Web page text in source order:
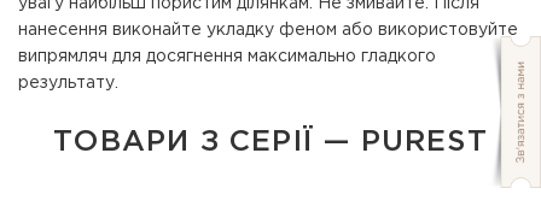
увагу найбільш пористим ділянкам. Не змивайте. Після
нанесення виконайте укладку феном або використовуйте
випрямляч для досягнення максимально гладкого
результату.
ТОВАРИ З СЕРІЇ — PUREST